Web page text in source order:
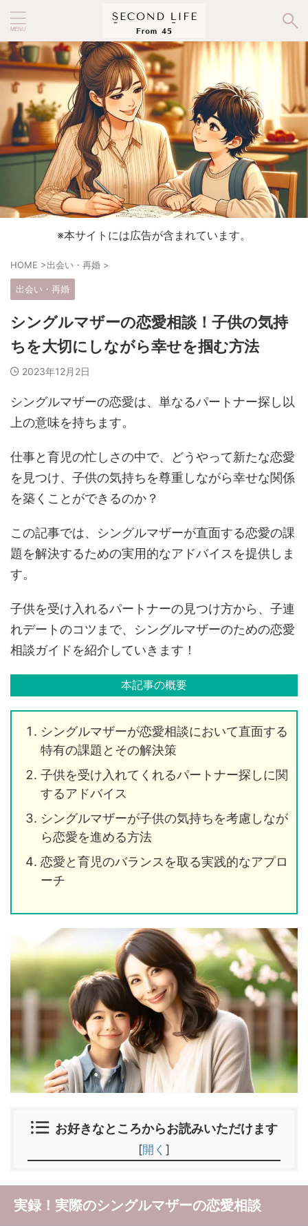
※本サイトには広告が含まれています。
HOME >出会い・再婚 >
出会い・再婚
シングルマザーの恋愛相談！子供の気持
ちを大切にしながら幸せを掴む方法
2023年12月2日
シングルマザーの恋愛は、単なるパートナー探し以
上の意味を持ちます。
仕事と育児の忙しさの中で、どうやって新たな恋愛
を見つけ、子供の気持ちを尊重しながら幸せな関係
を築くことができるのか？
この記事では、シングルマザーが直面する恋愛の課
題を解決するための実用的なアドバイスを提供しま
す。
子供を受け入れるパートナーの見つけ方から、子連
れデートのコツまで、シングルマザーのための恋愛
相談ガイドを紹介していきます！
本記事の概要
シングルマザーが恋愛相談において直面する
特有の課題とその解決策
子供を受け入れてくれるパートナー探しに関
するアドバイス
シングルマザーが子供の気持ちを考慮しなが
ら恋愛を進める方法
恋愛と育児のバランスを取る実践的なアプロ
ーチ
お好きなところからお読みいただけます
[開く ]
実録！実際のシングルマザーの恋愛相談